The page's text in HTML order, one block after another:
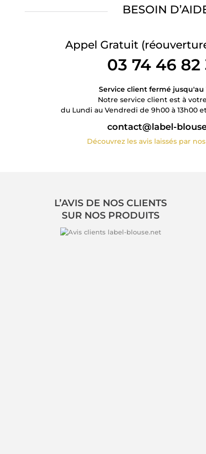
BESOIN
Appel Gratuit
03 74 46 82
Service client fermé jusqu'au
Notre service client est à
du Lundi au Vendredi de 9h00 à 13h00
contact@label-
Découvrez les avis laissés par
L’AVIS DE NOS CLIENTS
SUR NOS PRODUITS